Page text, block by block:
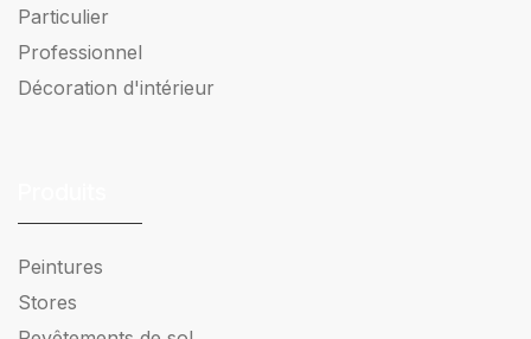
Particulier
Professionnel
Décoration d'intérieur
Peintures
Stores